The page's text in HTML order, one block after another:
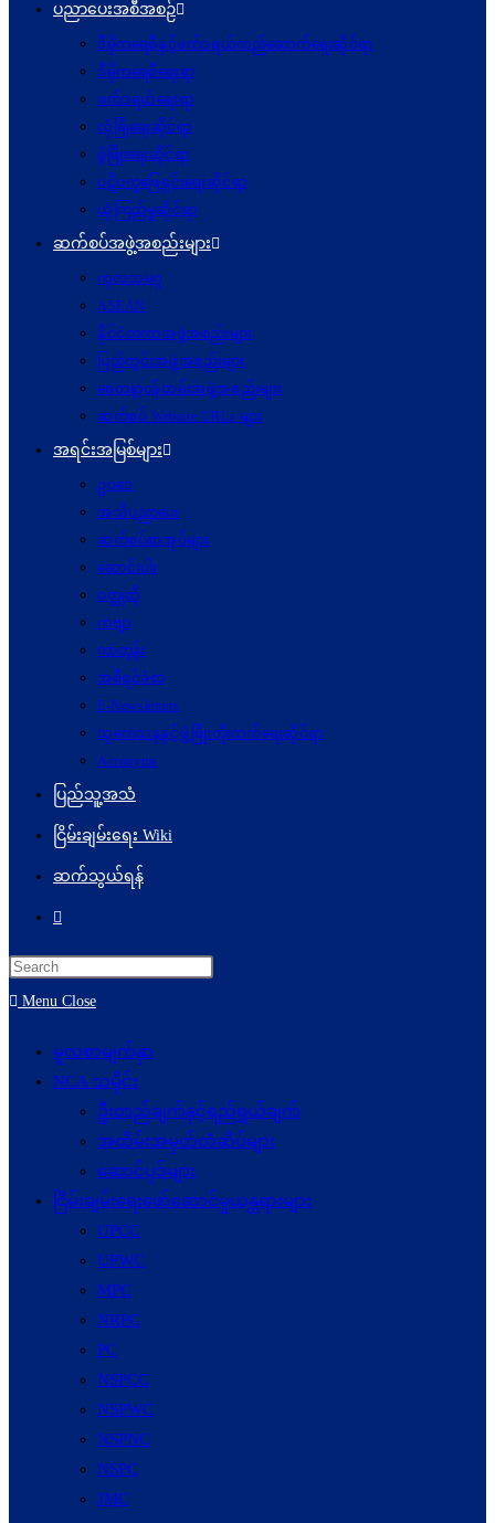
ပညာပေးအစီအစဉ်
ဒီမိုကရေစီနှင့်ဖက်ဒရယ်တည်ဆောက်ရေးဆိုင်ရာ
ဒီမိုကရေစီရေးရာ
ဖက်ဒရယ်ရေးရာ
လုံခြုံရေးဆိုင်ရာ
ဖွံဖြိုးရေးဆိုင်ရာ
ပဋိပက္ခ‌ဖြေရှင်းရေးဆိုင်ရာ
ယုံကြည်မှုဆိုင်ရာ
ဆက်စပ်အဖွဲ့အစည်းများ
ကုလသမဂ္ဂ
ASEAN
နိုင်ငံတကာအဖွဲ့အစည်းများ
ပြည်တွင်းအဖွဲ့အစည်းများ
စေတနာ့ဝန်ထမ်းအဖွဲ့အစည်းများ
ဆက်စပ် Website URLs များ
အရင်းအမြစ်များ
ဥပဒေ
အသိပညာပေး
ဆက်စပ်စာအုပ်များ
ဆောင်းပါး
ဝတ္ထုတို
ကဗျာ
ကာတွန်း
အစီရင်ခံစာ
E-Newsletters
သုတေသနနှင့်ဖွံ့ဖြိုးတိုးတက်ရေးဆိုင်ရာ
Acronyms
ပြည်သူ့အသံ
ငြိမ်းချမ်းရေး Wiki
ဆက်သွယ်ရန်
Toggle
website
search
Menu Close
မူလစာမျက်နှာ
NCA သမိုင်း
ဦးတည်ချက်နှင့်ရည်ရွယ်ချက်
အထိမ်းအမှတ်တံဆိပ်များ
ဆောင်ပုဒ်များ
ငြိမ်းချမ်းရေးဖော်‌ဆောင်မှုယန္တရားများ
UPCC
UPWC
MPC
NRPC
PC
NSPCC
NSPWC
NSPNC
NSPC
JMC